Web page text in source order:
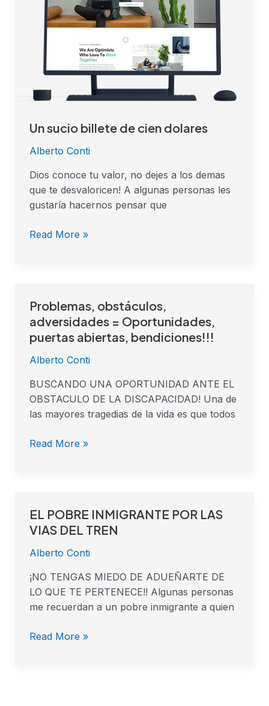
Un sucio billete de cien dolares
Alberto Conti
Dios conoce tu valor, no dejes a los demas
que te desvaloricen! A algunas personas les
gustaría hacernos pensar que
cien
dolares
Read More »
Problemas, obstáculos,
adversidades = Oportunidades,
puertas abiertas, bendiciones!!!
Alberto Conti
BUSCANDO UNA OPORTUNIDAD ANTE EL
OBSTACULO DE LA DISCAPACIDAD! Una de
las mayores tragedias de la vida es que todos
Problemas,
obstáculos,
adversidades
Oportunidades,
puertas
abiertas,
bendiciones!!!
Read More »
EL POBRE INMIGRANTE POR LAS
VIAS DEL TREN
Alberto Conti
¡NO TENGAS MIEDO DE ADUEÑARTE DE
LO QUE TE PERTENECE!! Algunas personas
me recuerdan a un pobre inmigrante a quien
EL
POBRE
POR
LAS
VIAS
DEL
Read More »